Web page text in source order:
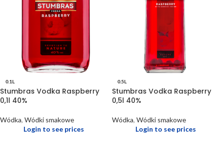
0.1L
Stumbras Vodka Raspberry
0,1l 40%
Wódka, Wódki smakowe
Login to see prices
0.5L
Stumbras Vodka Raspberry
0,5l 40%
Wódka, Wódki smakowe
Login to see prices